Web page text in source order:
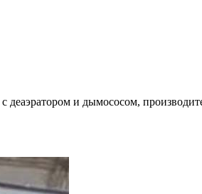
с деаэратором и дымососом,